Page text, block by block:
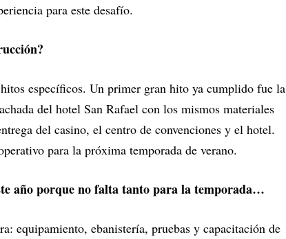
para este desafío.
específicos. Un primer gran hito ya cumplido fue la
del hotel San Rafael con los mismos materiales
del casino, el centro de convenciones y el hotel.
para la próxima temporada de verano.
año porque no falta tanto para la temporada…
equipamiento, ebanistería, pruebas y capacitación de